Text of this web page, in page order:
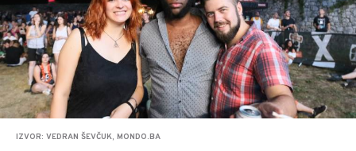
IZVOR: VEDRAN ŠEVČUK, MONDO.BA